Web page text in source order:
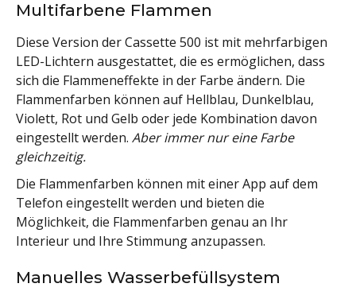
Multifarbene Flammen
Diese Version der Cassette 500 ist mit mehrfarbigen
LED-Lichtern ausgestattet, die es ermöglichen, dass
sich die Flammeneffekte in der Farbe ändern. Die
Flammenfarben können auf Hellblau, Dunkelblau,
Violett, Rot und Gelb oder jede Kombination davon
eingestellt werden. Aber immer nur eine Farbe
gleichzeitig.
Die Flammenfarben können mit einer App auf dem
Telefon eingestellt werden und bieten die
Möglichkeit, die Flammenfarben genau an Ihr
Interieur und Ihre Stimmung anzupassen.
Manuelles Wasserbefüllsystem